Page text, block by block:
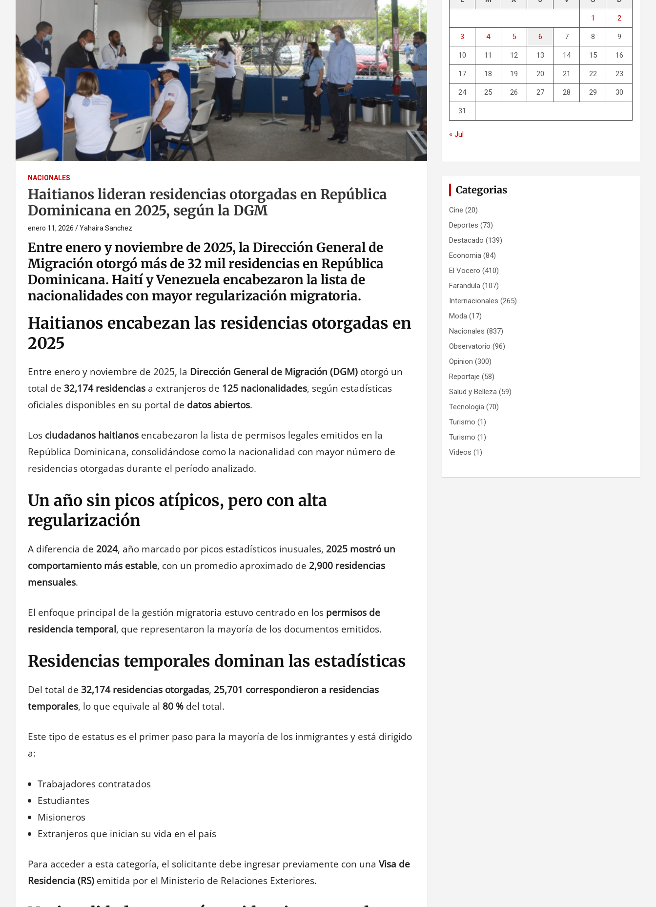
NACIONALES
Haitianos lideran residencias otorgadas en República
Dominicana en 2025, según la DGM
enero 11, 2026 Yahaira Sanchez
Entre enero y noviembre de 2025, la Dirección General de
Migración otorgó más de 32 mil residencias en República
Dominicana. Haití y Venezuela encabezaron la lista de
nacionalidades con mayor regularización migratoria.
Haitianos encabezan las residencias otorgadas en
2025
Entre enero y noviembre de 2025, la Dirección General de Migración (DGM) otorgó un
total de 32,174 residencias a extranjeros de 125 nacionalidades, según estadísticas
oficiales disponibles en su portal de datos abiertos.
Los ciudadanos haitianos encabezaron la lista de permisos legales emitidos en la
República Dominicana, consolidándose como la nacionalidad con mayor número de
residencias otorgadas durante el período analizado.
Un año sin picos atípicos, pero con alta
regularización
A diferencia de 2024, año marcado por picos estadísticos inusuales, 2025 mostró un
comportamiento más estable, con un promedio aproximado de 2,900 residencias
mensuales.
El enfoque principal de la gestión migratoria estuvo centrado en los permisos de
residencia temporal, que representaron la mayoría de los documentos emitidos.
Residencias temporales dominan las estadísticas
Del total de 32,174 residencias otorgadas, 25,701 correspondieron a residencias
temporales, lo que equivale al 80 % del total.
Este tipo de estatus es el primer paso para la mayoría de los inmigrantes y está dirigido
a:
Trabajadores contratados
Estudiantes
Misioneros
Extranjeros que inician su vida en el país
Para acceder a esta categoría, el solicitante debe ingresar previamente con una Visa de
Residencia (RS) emitida por el Ministerio de Relaciones Exteriores.
1 2
3 4 5 6 7 8 9
10 11 12 13 14 15 16
17 18 19 20 21 22 23
24 25 26 27 28 29 30
31
« Jul
Categorias
Cine (20)
Deportes (73)
Destacado (139)
Economia (84)
El Vocero (410)
Farandula (107)
Internacionales (265)
Moda (17)
Nacionales (837)
Observatorio (96)
Opinion (300)
Reportaje (58)
Salud y Belleza (59)
Tecnologia (70)
Turismo (1)
Turismo (1)
Videos (1)